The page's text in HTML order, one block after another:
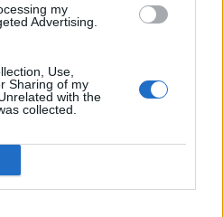
my
Advertising.
Use,
Sharing of my
with the
collected.